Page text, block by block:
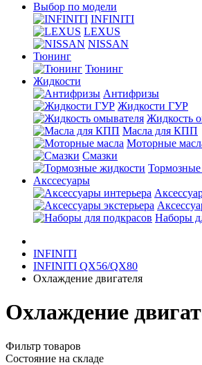
Выбор по модели
INFINITI
LEXUS
NISSAN
Тюнинг
Тюнинг
Жидкости
Антифризы
Жидкости ГУР
Жидкость
Масла для КПП
Моторные
Смазки
Акссесуары
Наборы
INFINITI
INFINITI QX56/QX80
Охлаждение двигателя
Охлаждение
Фильтр товаров
Состояние на складе